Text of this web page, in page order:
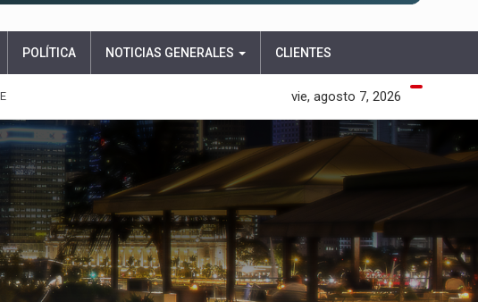
POLÍTICA NOTICIAS GENERALES CLIENTES
vie, agosto 7, 2026